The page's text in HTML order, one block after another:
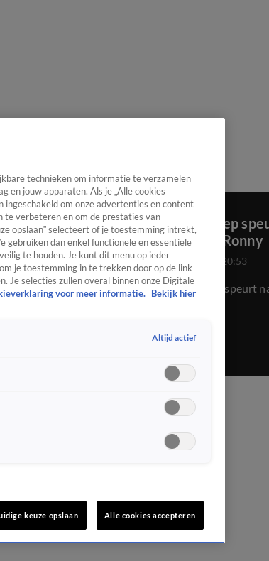
Grote groep
vermiste Ronny
25 aug 2024, 20:53
Grote groep speurt
technieken om informatie te verzamelen
en jouw apparaten. Als je „Alle cookies
om onze advertenties en content
te verbeteren en om de prestaties van
opslaan” selecteert of je toestemming intrekt,
gebruiken dan enkel functionele en essentiële
te houden. Je kunt dit menu op ieder
je toestemming in te trekken door op de link
Je selecties zullen overal binnen onze Digitale
voor meer informatie.
Bekijk hier
Altijd actief
keuze opslaan Alle cookies accepteren